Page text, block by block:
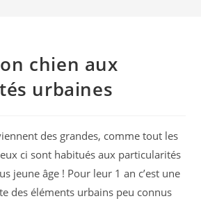
chien aux
urbaines
des grandes, comme tout les
ci sont habitués aux particularités
jeune âge ! Pour leur 1 an c’est une
des éléments urbains peu connus